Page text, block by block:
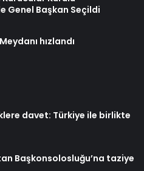
Genel Başkan Seçildi
hızlandı
davet: Türkiye ile birlikte
Başkonsolosluğu’na taziye